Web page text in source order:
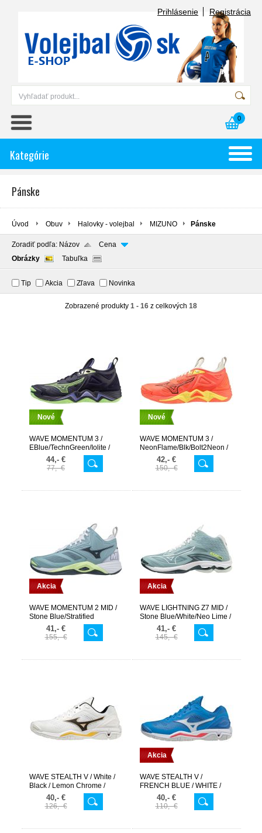
Prihlásenie Registrácia
0
Kategórie
Pánske
Úvod Obuv Halovky - volejbal MIZUNO Pánske
Zoradiť podľa: Názov
Cena
Obrázky
Tabuľka
Tip Akcia Zľava Novinka
Zobrazené produkty 1 - 16 z celkových 18
Nové
WAVE MOMENTUM 3 /
EBlue/TechnGreen/Iolite /
44,- €
77,- €
Nové
WAVE MOMENTUM 3 /
NeonFlame/Blk/Bolt2Neon /
42,- €
150,- €
Akcia
WAVE MOMENTUM 2 MID /
Stone Blue/Stratified
Sea/Neo Lime /
41,- €
155,- €
Akcia
WAVE LIGHTNING Z7 MID /
Stone Blue/White/Neo Lime /
41,- €
145,- €
WAVE STEALTH V / White /
Black / Lemon Chrome /
40,- €
126,- €
Akcia
WAVE STEALTH V /
FRENCH BLUE / WHITE /
IGNITION RED
40,- €
110,- €